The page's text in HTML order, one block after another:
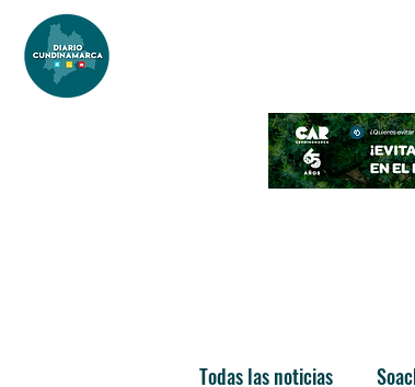
Todas las noticias